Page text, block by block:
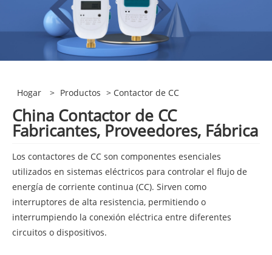
Hogar > Productos > Contactor de CC
China Contactor de CC
Fabricantes, Proveedores, Fábrica
Los contactores de CC son componentes esenciales
utilizados en sistemas eléctricos para controlar el flujo de
energía de corriente continua (CC). Sirven como
interruptores de alta resistencia, permitiendo o
interrumpiendo la conexión eléctrica entre diferentes
circuitos o dispositivos.